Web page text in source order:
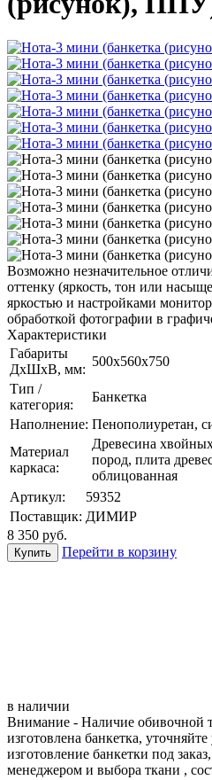
Возможно незначительное
оттенку (яркость, тон или
яркостью и настройками
обработкой фотографии в
Характеристики
Габариты
ДхШхВ, мм:
500х560х750
Тип /
категория:
Банкетка
Наполнение: Пенополиуретан,
Материал
каркаса:
Древесина
пород, плита
облицованная
Артикул:
59352
Поставщик: ДИМИР
8 350 руб.
Перейти в корзину
в наличии
Внимание - Наличие обивочной
изготовлена банкетка,
изготовление банкетки под
менеджером и выбора ткани ,